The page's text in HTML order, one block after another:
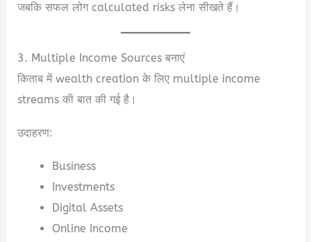
जबकि सफल लोग calculated risks लेना सीखते हैं।
3. Multiple Income Sources बनाएं
किताब में wealth creation के लिए multiple income
streams की बात की गई है।
उदाहरण:
Business
Investments
Digital Assets
Online Income